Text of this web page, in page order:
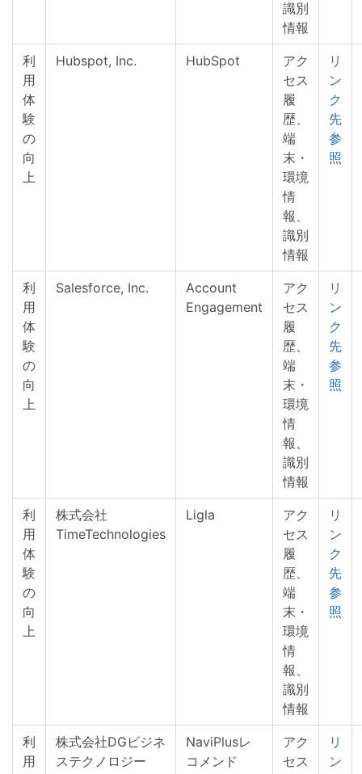
識別
情報
利
用
体
験
の
向
上
Hubspot, Inc. HubSpot
アク
セス
履
歴、
端
末・
環境
情
報、
識別
情報
リ
ン
ク
先
参
照
利
用
体
験
の
向
上
Salesforce, Inc.
Account
Engagement
アク
セス
履
歴、
端
末・
環境
情
報、
識別
情報
リ
ン
ク
先
参
照
利
用
体
験
の
向
上
株式会社
TimeTechnologies
Ligla
アク
セス
履
歴、
端
末・
環境
情
報、
識別
情報
リ
ン
ク
先
参
照
利
用
株式会社DGビジネ
ステクノロジー
NaviPlusレ
コメンド
アク
セス
リ
ン